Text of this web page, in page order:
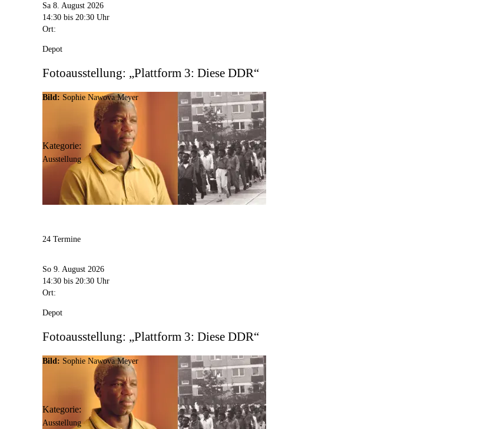
Sa 8. August 2026
14:30 bis 20:30 Uhr
Ort:
Depot
Fotoausstellung: „Plattform 3: Diese DDR“
Bild: Sophie Nawova Meyer
Kategorie:
Ausstellung
24 Termine
So 9. August 2026
14:30 bis 20:30 Uhr
Ort:
Depot
Fotoausstellung: „Plattform 3: Diese DDR“
Bild: Sophie Nawova Meyer
Kategorie:
Ausstellung